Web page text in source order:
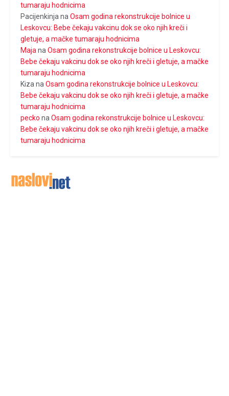
tumaraju hodnicima
Pacijenkinja na Osam godina rekonstrukcije bolnice u
Leskovcu: Bebe čekaju vakcinu dok se oko njih kreči i
gletuje, a mačke tumaraju hodnicima
Maja na Osam godina rekonstrukcije bolnice u Leskovcu:
Bebe čekaju vakcinu dok se oko njih kreči i gletuje, a mačke
tumaraju hodnicima
Kiza na Osam godina rekonstrukcije bolnice u Leskovcu:
Bebe čekaju vakcinu dok se oko njih kreči i gletuje, a mačke
tumaraju hodnicima
pecko na Osam godina rekonstrukcije bolnice u Leskovcu:
Bebe čekaju vakcinu dok se oko njih kreči i gletuje, a mačke
tumaraju hodnicima